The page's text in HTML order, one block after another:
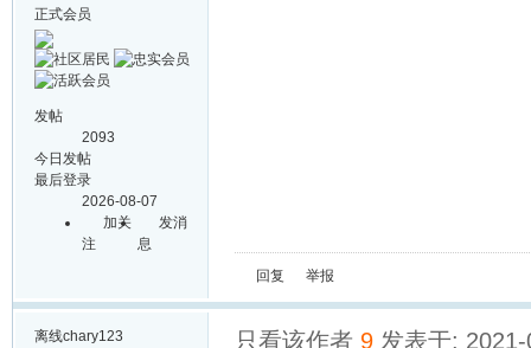
正式会员
发帖
2093
今日发帖
最后登录
2026-08-07
加关
注
发消
息
回复 举报
离线chary123 只看该作者 9 发表于: